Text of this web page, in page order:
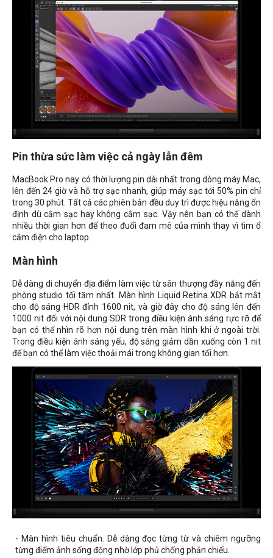
Pin thừa sức làm việc cả ngày lẫn đêm
MacBook Pro nay có thời lượng pin dài nhất trong dòng máy Mac,
lên đến 24 giờ và hỗ trợ sạc nhanh, giúp máy sạc tới 50% pin chỉ
trong 30 phút. Tất cả các phiên bản đều duy trì được hiệu năng ổn
định dù cắm sạc hay không cắm sạc. Vậy nên bạn có thể dành
nhiều thời gian hơn để theo đuổi đam mê của mình thay vì tìm ổ
cắm điện cho laptop.
Màn hình
Dễ dàng di chuyển địa điểm làm việc từ sân thượng đầy nắng đến
phòng studio tối tăm nhất. Màn hình Liquid Retina XDR bắt mắt
cho độ sáng HDR đỉnh 1600 nit, và giờ đây cho độ sáng lên đến
1000 nit đối với nội dung SDR trong điều kiện ánh sáng rực rỡ để
bạn có thể nhìn rõ hơn nội dung trên màn hình khi ở ngoài trời.
Trong điều kiện ánh sáng yếu, độ sáng giảm dần xuống còn 1 nit
để bạn có thể làm việc thoải mái trong không gian tối hơn.
- Màn hình tiêu chuẩn. Dễ dàng đọc từng từ và chiêm ngưỡng
từng điểm ảnh sống động nhờ lớp phủ chống phản chiếu.